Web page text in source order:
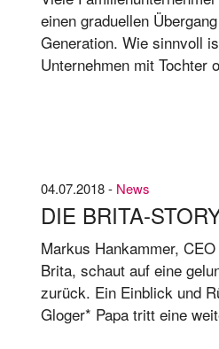
einen graduellen
Generation. Wie sinnvoll
Unternehmen mit Tochter
Sor­ge los: Die Zu­kunft des
scheint ge­si­chert, eine
Fra­ge „Wie geht es wei­ter
end­lich ge­fun­den.
04.07.2018 - News
DIE BRITA-
Markus Hankammer,
Brita, schaut auf eine
zurück. Ein Einblick und
Glo­ger* Papa tritt eine wei­te Rei­se an, es geht